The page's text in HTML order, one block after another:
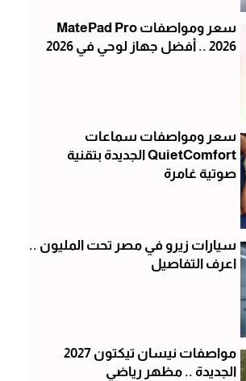
سعر ومواصفات MatePad Pro
2026 .. أفضل جهاز لوحي في 2026
سعر ومواصفات سماعات
QuietComfort الجديدة بتقنية
صوتية غامرة
سيارات زيرو في مصر تحت المليون ..
اعرف التفاصيل
مواصفات نيسان تيكتون 2027
الجديدة .. مظهر رياضي